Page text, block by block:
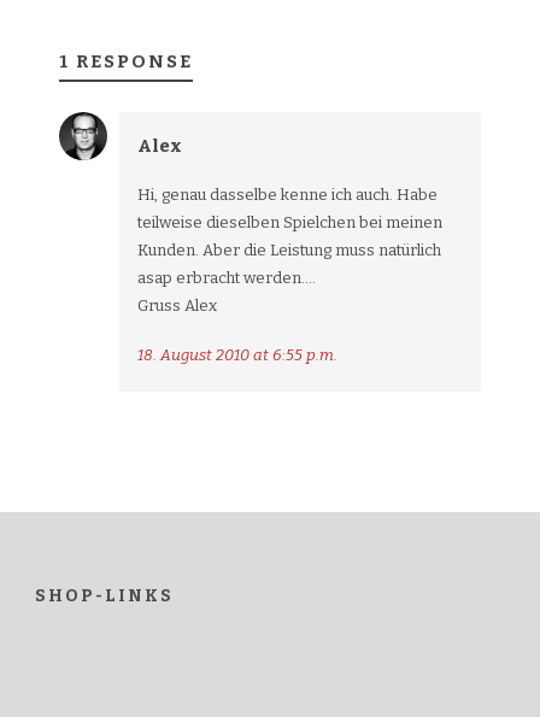
1 RESPONSE
Alex
Hi, genau dasselbe kenne ich auch. Habe
teilweise dieselben Spielchen bei meinen
Kunden. Aber die Leistung muss natürlich
asap erbracht werden….
Gruss Alex
18. August 2010 at 6:55 p.m.
SHOP-LINKS